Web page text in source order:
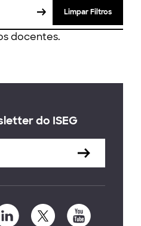
Limpar Filtros
docentes.
do ISEG